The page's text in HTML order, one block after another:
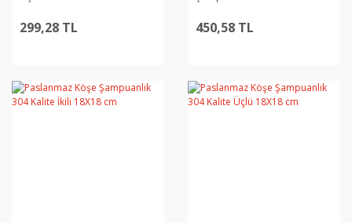
299,28 TL 450,58 TL